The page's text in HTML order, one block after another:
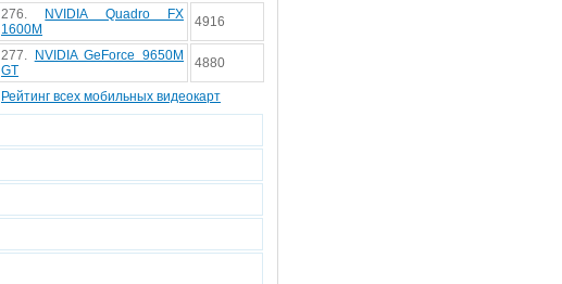
276.
NVIDIA Quadro FX
1600M
4916
277.
NVIDIA GeForce 9650M
GT
4880
Рейтинг всех мобильных видеокарт